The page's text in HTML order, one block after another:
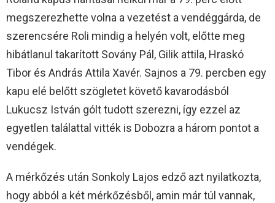
megszerezhette volna a vezetést a vendéggárda, de
szerencsére Roli mindig a helyén volt, előtte meg
hibátlanul takarított Sovány Pál, Gilik attila, Hraskó
Tibor és András Attila Xavér. Sajnos a 79. percben egy
kapu elé belőtt szögletet követő kavarodásból
Lukucsz István gólt tudott szerezni, így ezzel az
egyetlen találattal vitték is Dobozra a három pontot a
vendégek.
A mérkőzés után Sonkoly Lajos edző azt nyilatkozta,
hogy abból a két mérkőzésből, amin már túl vannak,